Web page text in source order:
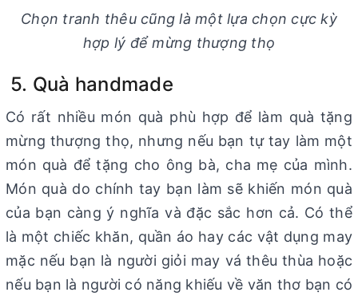
Chọn tranh thêu cũng là một lựa chọn cực kỳ
hợp lý để mừng thượng thọ
5. Quà handmade
Có rất nhiều món quà phù hợp để làm quà tặng
mừng thượng thọ, nhưng nếu bạn tự tay làm một
món quà để tặng cho ông bà, cha mẹ của mình.
Món quà do chính tay bạn làm sẽ khiến món quà
của bạn càng ý nghĩa và đặc sắc hơn cả. Có thể
là một chiếc khăn, quần áo hay các vật dụng may
mặc nếu bạn là người giỏi may vá thêu thùa hoặc
nếu bạn là người có năng khiếu về văn thơ bạn có